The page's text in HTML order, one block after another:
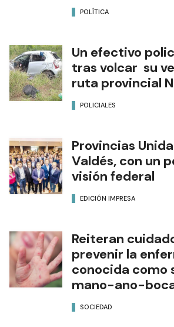
POLÍTICA
Un efectivo
tras volcar su
ruta provincial
POLICIALES
Provincias
Valdés, con un
visión federal
EDICIÓN IMPRESA
Reiteran
prevenir la
conocida como
mano-ano-
SOCIEDAD